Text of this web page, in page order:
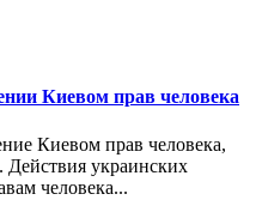
Киевом прав человека
Киевом прав человека,
украинских
человека...